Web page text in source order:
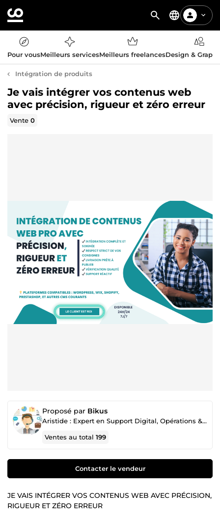
Pour vousMeilleurs servicesMeilleurs freelancesDesign &
Intégration de produits
Je vais intégrer vos contenus web
avec précision, rigueur et zéro erreur
Vente0
Proposé par Bikus
Aristide : Expert en Support Digital, Opérations & Publication
Ventes au total199
Contacter le vendeur
JE VAIS INTÉGRER VOS CONTENUS WEB AVEC PRÉCISION,
RIGUEUR ET ZÉRO ERREUR